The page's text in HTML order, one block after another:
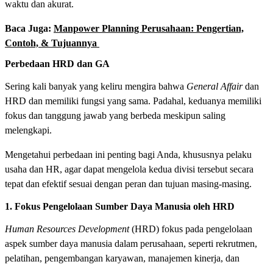
waktu dan akurat.
Baca Juga: Manpower Planning Perusahaan: Pengertian,
Contoh, & Tujuannya
Perbedaan HRD dan GA
Sering kali banyak yang keliru mengira bahwa General Affairdan
HRD dan memiliki fungsi yang sama. Padahal, keduanya memiliki
fokus dan tanggung jawab yang berbeda meskipun saling
melengkapi.
Mengetahui perbedaan ini penting bagi Anda, khususnya pelaku
usaha dan HR, agar dapat mengelola kedua divisi tersebut secara
tepat dan efektif sesuai dengan peran dan tujuan masing-masing.
1. Fokus Pengelolaan Sumber Daya Manusia oleh HRD
Human Resources Development(HRD) fokus pada pengelolaan
aspek sumber daya manusia dalam perusahaan, seperti rekrutmen,
pelatihan, pengembangan karyawan, manajemen kinerja, dan